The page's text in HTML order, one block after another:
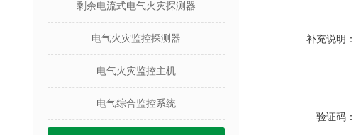
剩余电流式电气火灾探测器
电气火灾监控探测器
电气火灾监控主机
电气综合监控系统
补充说明：
验证码：